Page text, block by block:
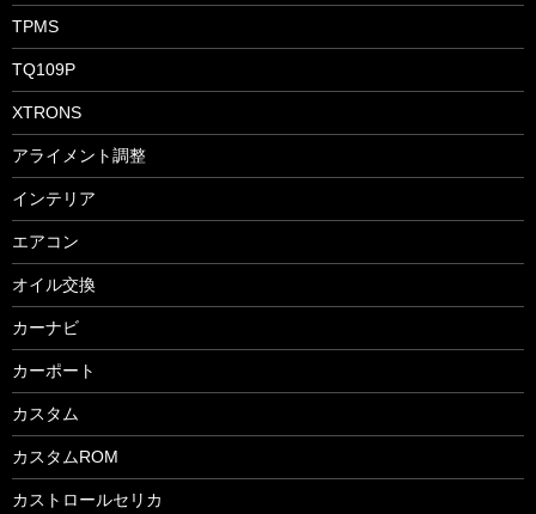
TPMS
TQ109P
XTRONS
アライメント調整
インテリア
エアコン
オイル交換
カーナビ
カーポート
カスタム
カスタムROM
カストロールセリカ